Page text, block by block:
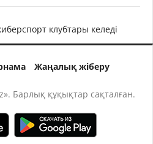
клубтары келеді
Жаңалық жіберу
Барлық құқықтар сақталған.